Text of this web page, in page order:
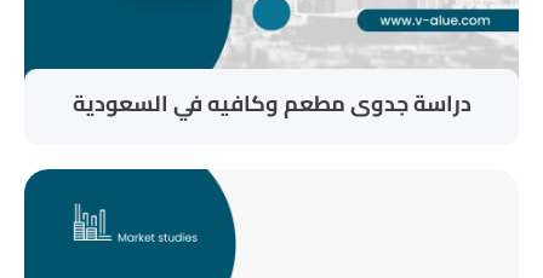
دراسة جدوى مطعم وكافيه في السعودية